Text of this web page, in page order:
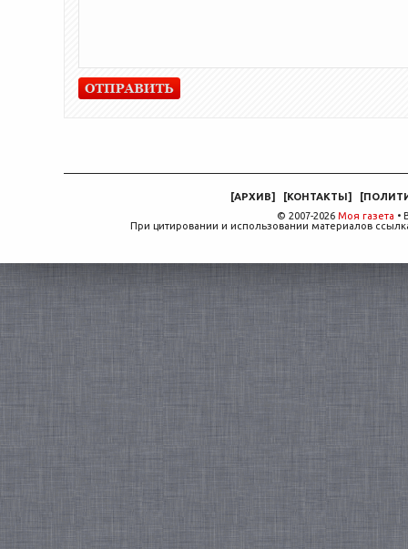
[АРХИВ] [КОНТАКТЫ] [
© 2007-2026 Моя газета •
При цитировании и использовании материалов